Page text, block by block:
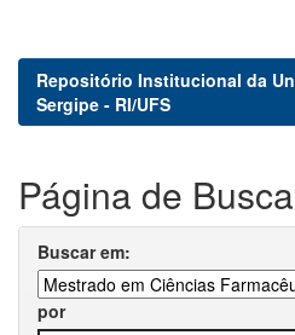
Repositório Institucional da
Sergipe - RI/UFS
Página de Busca
Buscar em:
por